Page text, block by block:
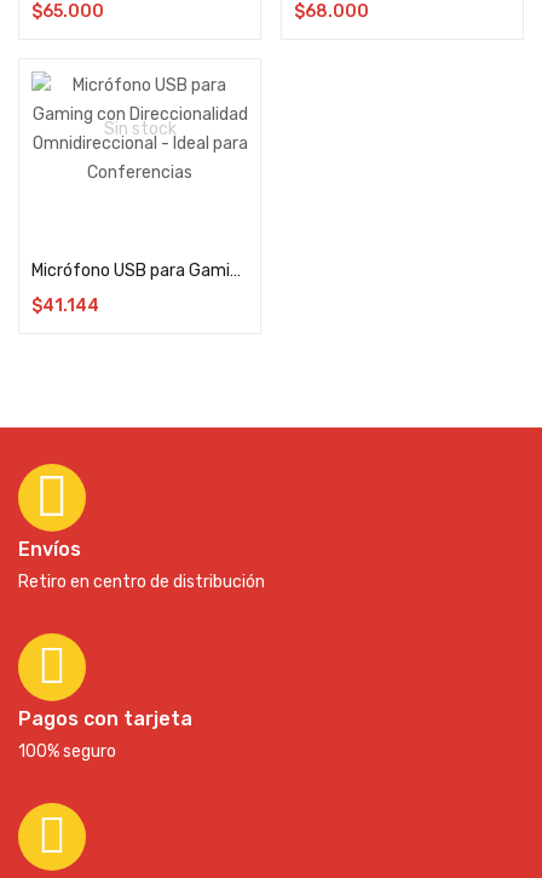
$65.000
$68.000
Sin stock
Micrófono USB para Gaming con Direccionalidad Omnidireccional – Ideal para Conferencias
$41.144
Envíos
Retiro en centro de distribución
Pagos con tarjeta
100% seguro